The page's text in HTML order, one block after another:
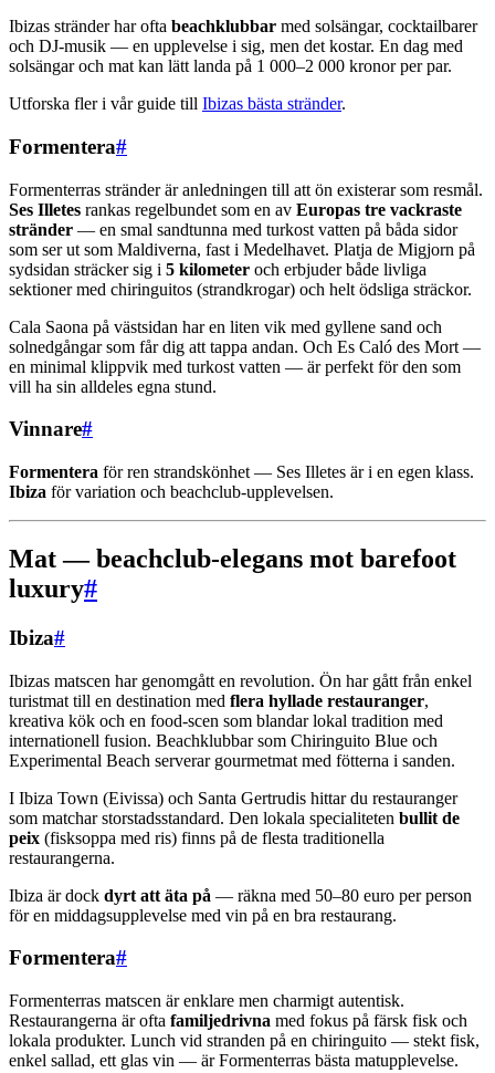
Ibizas stränder har ofta beachklubbar med solsängar, cocktailbarer
och DJ-musik — en upplevelse i sig, men det kostar. En dag med
solsängar och mat kan lätt landa på 1 000–2 000 kronor per par.
Utforska fler i vår guide till Ibizas bästa stränder.
Formentera#
Formenterras stränder är anledningen till att ön existerar som resmål.
Ses Illetes rankas regelbundet som en av Europas tre vackraste
stränder — en smal sandtunna med turkost vatten på båda sidor
som ser ut som Maldiverna, fast i Medelhavet. Platja de Migjorn på
sydsidan sträcker sig i 5 kilometer och erbjuder både livliga
sektioner med chiringuitos (strandkrogar) och helt ödsliga sträckor.
Cala Saona på västsidan har en liten vik med gyllene sand och
solnedgångar som får dig att tappa andan. Och Es Caló des Mort —
en minimal klippvik med turkost vatten — är perfekt för den som
vill ha sin alldeles egna stund.
Vinnare#
Formentera för ren strandskönhet — Ses Illetes är i en egen klass.
Ibiza för variation och beachclub-upplevelsen.
Mat — beachclub-elegans mot barefoot
luxury#
Ibiza#
Ibizas matscen har genomgått en revolution. Ön har gått från enkel
turistmat till en destination med flera hyllade restauranger,
kreativa kök och en food-scen som blandar lokal tradition med
internationell fusion. Beachklubbar som Chiringuito Blue och
Experimental Beach serverar gourmetmat med fötterna i sanden.
I Ibiza Town (Eivissa) och Santa Gertrudis hittar du restauranger
som matchar storstadsstandard. Den lokala specialiteten bullit de
peix (fisksoppa med ris) finns på de flesta traditionella
restaurangerna.
Ibiza är dock dyrt att äta på — räkna med 50–80 euro per person
för en middagsupplevelse med vin på en bra restaurang.
Formentera#
Formenterras matscen är enklare men charmigt autentisk.
Restaurangerna är ofta familjedrivna med fokus på färsk fisk och
lokala produkter. Lunch vid stranden på en chiringuito — stekt fisk,
enkel sallad, ett glas vin — är Formenterras bästa matupplevelse.